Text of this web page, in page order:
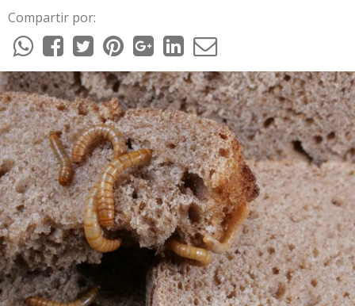
VIDA
SOCIEDAD
CULTURIZANDO.COM
Compartir por: